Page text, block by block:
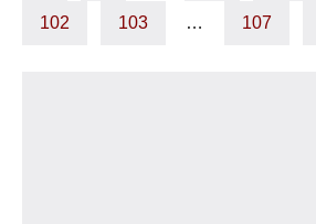
der
102 103 … 107